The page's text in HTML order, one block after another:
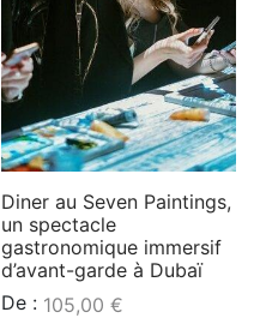
Diner au Seven Paintings,
un spectacle
gastronomique immersif
d’avant-garde à Dubaï
De : 105,00 €